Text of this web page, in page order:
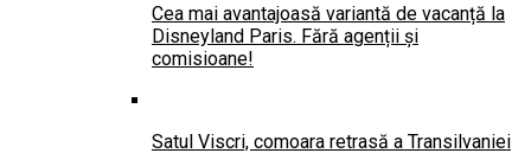
Cea mai avantajoasă variantă de vacanță la
Disneyland Paris. Fără agenții și
comisioane!
Satul Viscri, comoara retrasă a Transilvaniei